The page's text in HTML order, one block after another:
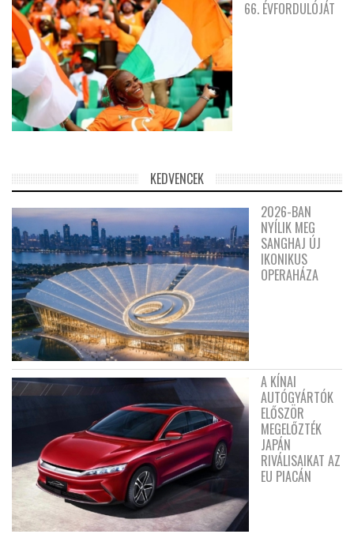
66. ÉVFORDULÓJÁT
KEDVENCEK
2026-BAN
NYÍLIK MEG
SANGHAJ ÚJ
IKONIKUS
OPERAHÁZA
A KÍNAI
AUTÓGYÁRTÓK
ELŐSZÖR
MEGELŐZTÉK
JAPÁN
RIVÁLISAIKAT AZ
EU PIACÁN